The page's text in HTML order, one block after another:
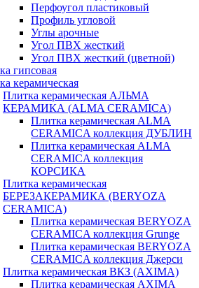
Перфоугол пластиковый
Профиль угловой
Углы арочные
Угол ПВХ жесткий
Угол ПВХ жесткий (цветной)
гипсовая
керамическая
Плитка керамическая АЛЬМА
КЕРАМИКА (ALMA CERAMICA)
Плитка керамическая ALMA
CERAMICA коллекция ДУБЛИН
Плитка керамическая ALMA
CERAMICA коллекция
КОРСИКА
Плитка керамическая
БЕРЕЗАКЕРАМИКА (BERYOZA
CERAMICA)
Плитка керамическая BERYOZA
CERAMICA коллекция Grunge
Плитка керамическая BERYOZA
CERAMICA коллекция Джерси
Плитка керамическая ВКЗ (AXIMA)
Плитка керамическая AXIMA